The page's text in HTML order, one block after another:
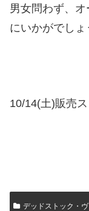
男女問わず、
にいかがでしょ
10/14(土)販売
デッドストック・